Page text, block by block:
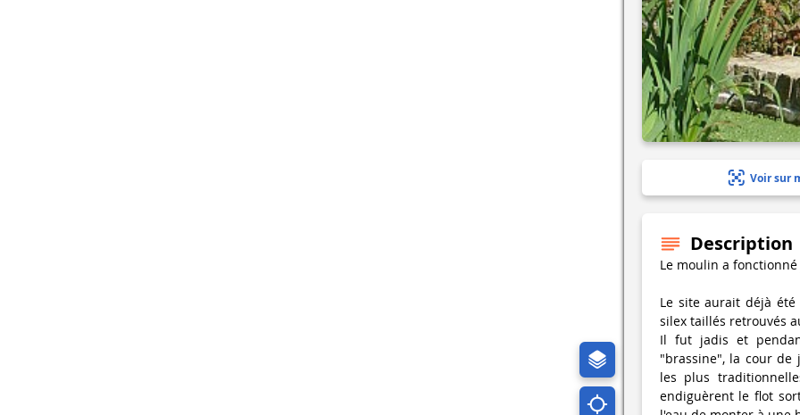
Voir sur
Description
Le moulin a
Le site aurait déjà
silex taillés retrouvés
Il fut jadis et
"brassine", la cour de
les plus
endiguèrent le flot